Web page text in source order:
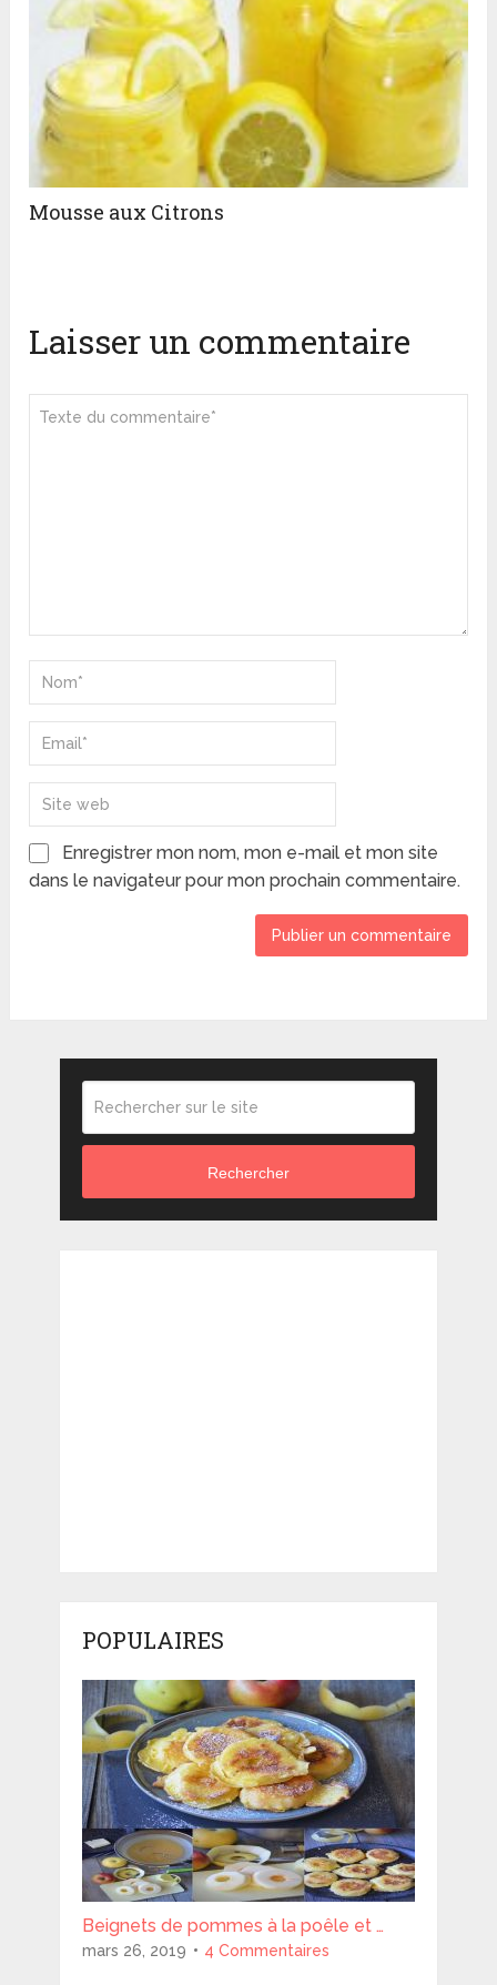
Mousse aux Citrons
Laisser un commentaire
Enregistrer mon nom, mon e-mail et mon site
dans le navigateur pour mon prochain commentaire.
Rechercher
POPULAIRES
Beignets de pommes à la poêle et …
mars 26, 2019 4 Commentaires